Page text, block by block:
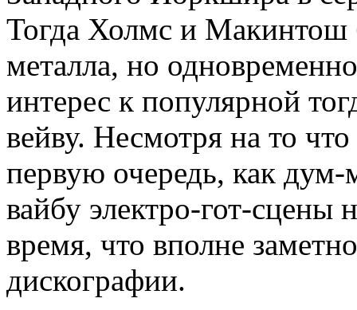
Тогда Холмс и Макинтош
металла, но
интерес к популярной
вейву. Несмотря на то
первую очередь, как дум-
вайбу электро-гот-сцены
время, что вполне
дискографии.